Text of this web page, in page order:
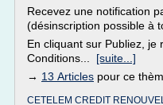
Recevez une notification
(désinscription possible à
En cliquant sur Publiez, je
Conditions... [suite...]
→ 13 Articles pour ce
CETELEM CREDIT